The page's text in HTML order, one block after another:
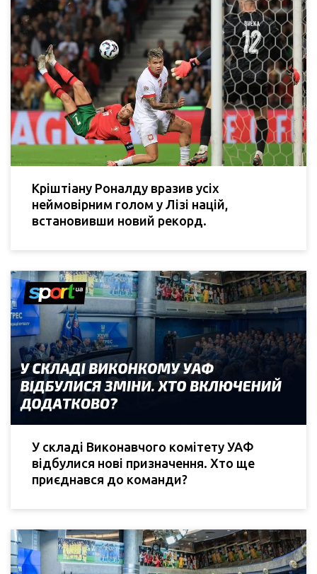
Кріштіану Роналду вразив усіх
неймовірним голом у Лізі націй,
встановивши новий рекорд.
У складі Виконавчого комітету УАФ
відбулися нові призначення. Хто ще
приєднався до команди?